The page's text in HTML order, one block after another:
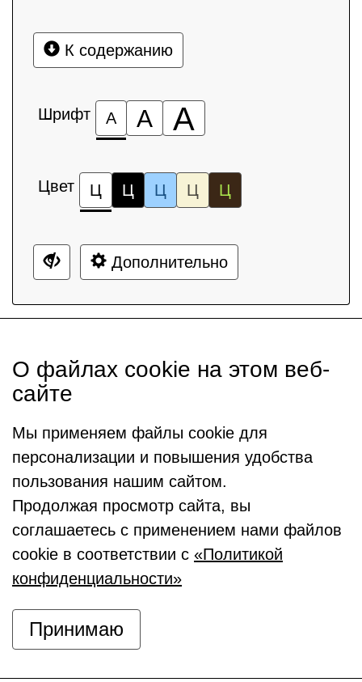
К содержанию
Шрифт А А А
Цвет Ц Ц Ц Ц Ц
Дополнительно
О файлах cookie на этом веб-
сайте
Мы применяем файлы cookie для
персонализации и повышения удобства
пользования нашим сайтом.
Продолжая просмотр сайта, вы
соглашаетесь с применением нами файлов
cookie в соответствии с «Политикой
конфиденциальности»
Принимаю